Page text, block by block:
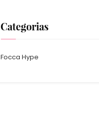
Categorias
Focca Hype